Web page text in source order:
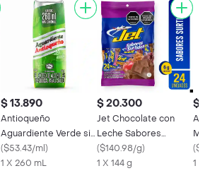
$ 13.890
Antioqueño
Aguardiente Verde sin
Azúcar
($53.43/ml)
1 X 260 mL
$ 20.300
Jet Chocolate con
Leche Sabores
Surtidos
($140.98/g)
1 X 144 g
$
(
1 X